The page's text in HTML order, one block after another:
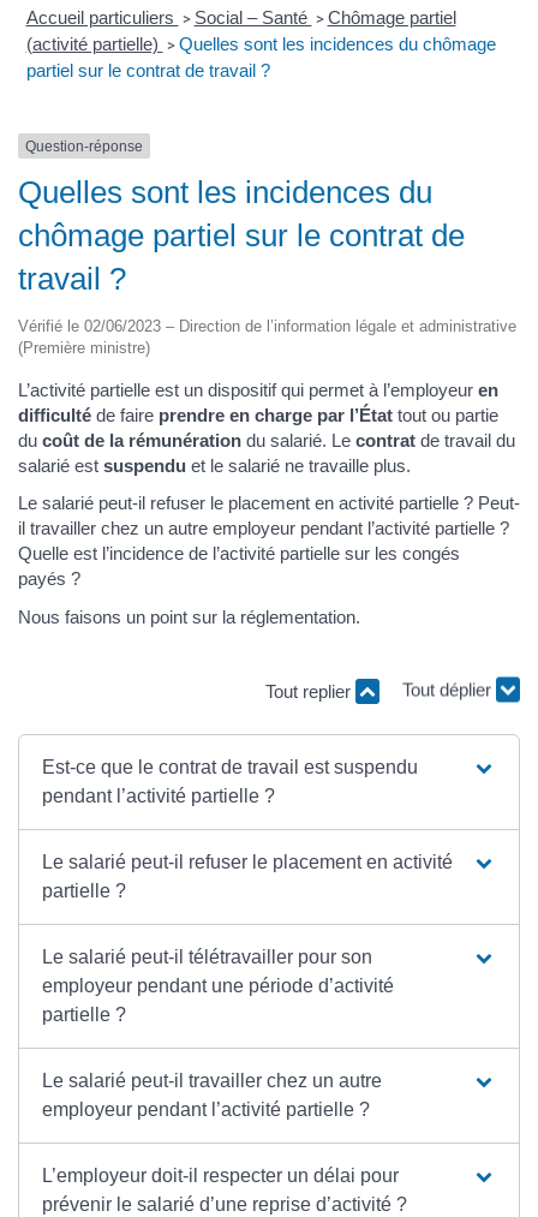
Accueil particuliers > Social – Santé > Chômage partiel
(activité partielle) > Quelles sont les incidences du chômage
partiel sur le contrat de travail ?
Question-réponse
Quelles sont les incidences du
chômage partiel sur le contrat de
travail ?
Vérifié le 02/06/2023 – Direction de l’information légale et administrative
(Première ministre)
L’activité partielle est un dispositif qui permet à l’employeur en
difficulté de faire prendre en charge par l’État tout ou partie
du coût de la rémunération du salarié. Le contrat de travail du
salarié est suspendu et le salarié ne travaille plus.
Le salarié peut-il refuser le placement en activité partielle ? Peut-
il travailler chez un autre employeur pendant l’activité partielle ?
Quelle est l’incidence de l’activité partielle sur les congés
payés ?
Nous faisons un point sur la réglementation.
Tout replier Tout déplier
Est-ce que le contrat de travail est suspendu
pendant l’activité partielle ?
Le salarié peut-il refuser le placement en activité
partielle ?
Le salarié peut-il télétravailler pour son
employeur pendant une période d’activité
partielle ?
Le salarié peut-il travailler chez un autre
employeur pendant l’activité partielle ?
L’employeur doit-il respecter un délai pour
prévenir le salarié d’une reprise d’activité ?